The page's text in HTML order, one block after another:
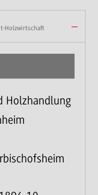
Holzwirtschaft
Holzhandlung